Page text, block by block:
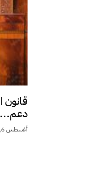
دعم...
أغسطس 6, 2026